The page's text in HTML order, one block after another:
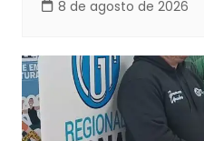
8 de agosto de 2026